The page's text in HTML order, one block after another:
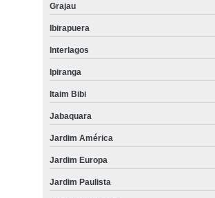
Grajau
Ibirapuera
Interlagos
Ipiranga
Itaim Bibi
Jabaquara
Jardim América
Jardim Europa
Jardim Paulista